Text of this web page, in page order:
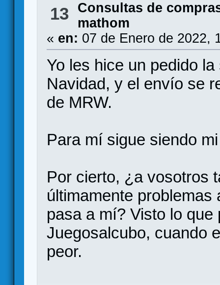
13
Consultas de
mathom
« en: 07 de Enero de 2022,
Yo les hice un pedido
Navidad, y el envío se
de MRW.
Para mí sigue siendo
Por cierto, ¿a vosotros
últimamente
pasa a mí? Visto lo
Juegosalcubo, cuando
peor.